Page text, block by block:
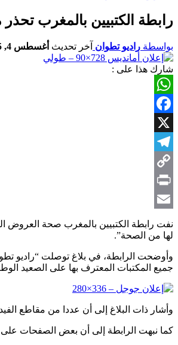
رابطة الكتبيين بالمغرب
بواسطة راديو تطوان آخر تحديث أغسطس 4, 2025
شارك هذا على :
WhatsApp
Facebook
X
Telegram
Copy
Link
Print
لها من الصحة”.
وأوضحت الرابطة، في بلاغ توصلت “راديو
جميع المكتبات المعترف بها على الصعيد
وأشار ذات البلاغ إلى أن عددا من مقاطع
كما نبهت الرابطة إلى أن بعض الصفحات على